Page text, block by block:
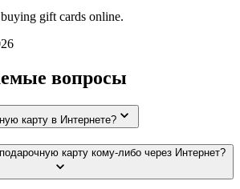
gift cards online.
вопросы
карту в Интернете?
карту кому-либо через Интернет?